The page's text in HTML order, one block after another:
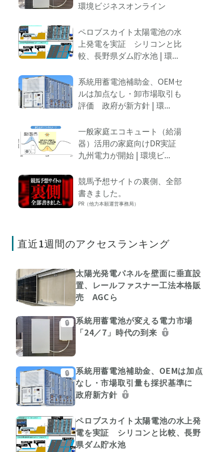
環境ビジネスオンライン
ペロブスカイト太陽電池の水
上発電を実証 シリコンと比
較、長野県ダム貯水池 | 環...
系統用蓄電池補助金、OEMセ
ルは加点なし・卸市場取引も
評価 政府が新方針 | 環...
一般家庭エコキュート（給湯
器）活用の家庭向けDR実証
九州電力が開始 | 環境ビ...
競馬予想サイトの裏側、全部
書きました。
PR（他力本願運営事務局）
直近1週間のアクセスランキング
太陽光発電パネルを壁面に垂直設
置、レールファスナー工法本格販
売 AGCら
🔒
系統用蓄電池が変える電力市場
「24／7」時代の到来
🔒
系統用蓄電池補助金、OEMは加点
なし・市場取引量も採択基準に
政府新方針
ペロブスカイト太陽電池の水上発
電を実証 シリコンと比較、長野
県ダム貯水池